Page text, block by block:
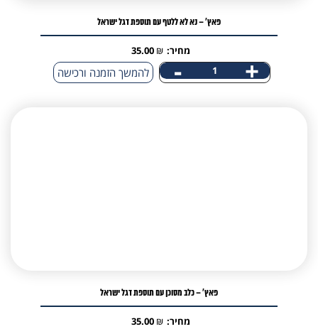
אני מאשר/ת קבלת דיוור פרסומי במייל
פאץ' – נא לא ללטף עם תוספת דגל ישראל
מחיר: 35.00 ₪
+
כמות
של
- להמשך הזמנה ורכישה
פאץ' – כלב מסוכן עם תוספת דגל ישראל
מחיר: 35.00 ₪